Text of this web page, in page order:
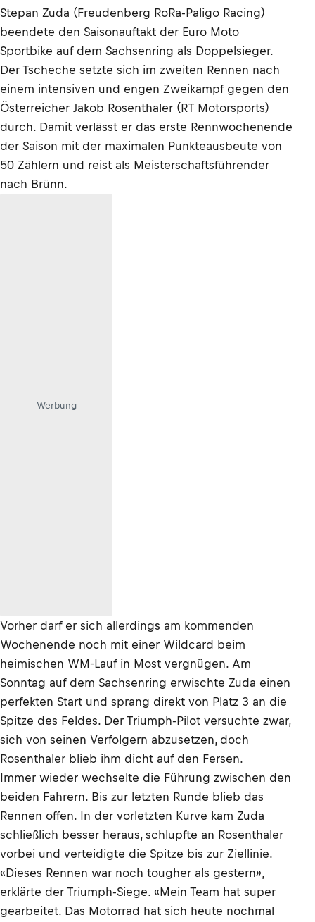
Stepan Zuda (Freudenberg RoRa-Paligo Racing)
beendete den Saisonauftakt der Euro Moto
Sportbike auf dem Sachsenring als Doppelsieger.
Der Tscheche setzte sich im zweiten Rennen nach
einem intensiven und engen Zweikampf gegen den
Österreicher Jakob Rosenthaler (RT Motorsports)
durch. Damit verlässt er das erste Rennwochenende
der Saison mit der maximalen Punkteausbeute von
50 Zählern und reist als Meisterschaftsführender
nach Brünn.
Werbung
Vorher darf er sich allerdings am kommenden
Wochenende noch mit einer Wildcard beim
heimischen WM-Lauf in Most vergnügen. Am
Sonntag auf dem Sachsenring erwischte Zuda einen
perfekten Start und sprang direkt von Platz 3 an die
Spitze des Feldes. Der Triumph-Pilot versuchte zwar,
sich von seinen Verfolgern abzusetzen, doch
Rosenthaler blieb ihm dicht auf den Fersen.
Immer wieder wechselte die Führung zwischen den
beiden Fahrern. Bis zur letzten Runde blieb das
Rennen offen. In der vorletzten Kurve kam Zuda
schließlich besser heraus, schlupfte an Rosenthaler
vorbei und verteidigte die Spitze bis zur Ziellinie.
«Dieses Rennen war noch tougher als gestern»,
erklärte der Triumph-Siege. «Mein Team hat super
gearbeitet. Das Motorrad hat sich heute nochmal